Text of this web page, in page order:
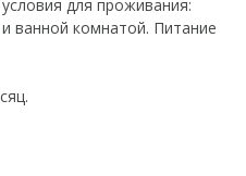
для проживания:
ванной комнатой. Питание